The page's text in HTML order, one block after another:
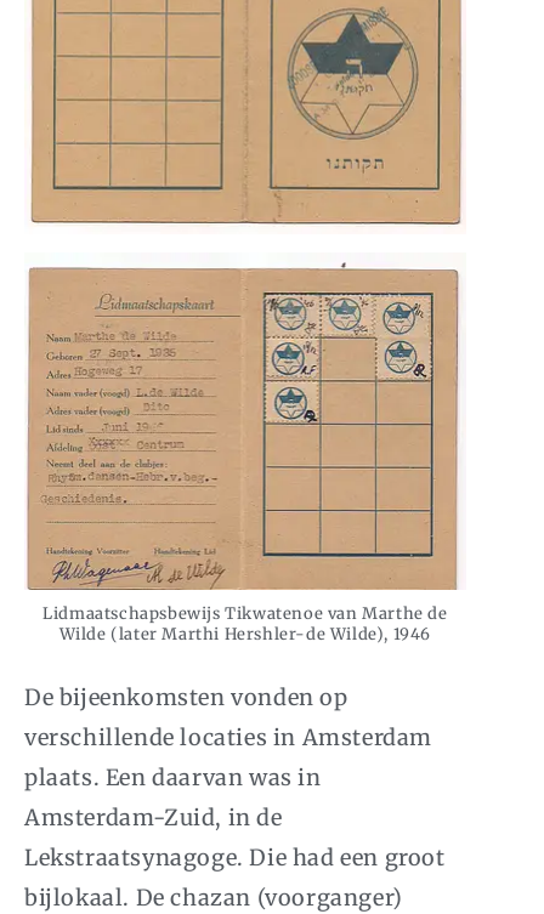
Lidmaatschapsbewijs Tikwatenoe van Marthe de
Wilde (later Marthi Hershler-de Wilde), 1946
De bijeenkomsten vonden op
verschillende locaties in Amsterdam
plaats. Een daarvan was in
Amsterdam-Zuid, in de
Lekstraatsynagoge. Die had een groot
bijlokaal. Dechazan (voorganger)